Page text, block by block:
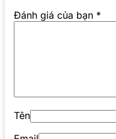
Đánh giá của bạn *
Tên